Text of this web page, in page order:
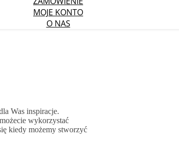
MOJE KONTO
O NAS
Was inspiracje.
wykorzystać
kiedy możemy stworzyć